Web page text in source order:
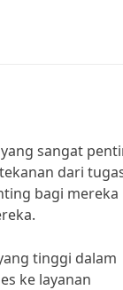
sangat
dari
bagi
tinggi dalam
ke layanan